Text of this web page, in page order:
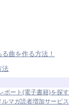
曲を作る方法！
法
ポート(電子書籍)を探す
ルマガ読者増加サービス